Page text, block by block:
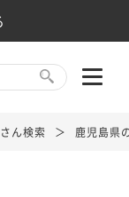
ん検索 鹿児島県